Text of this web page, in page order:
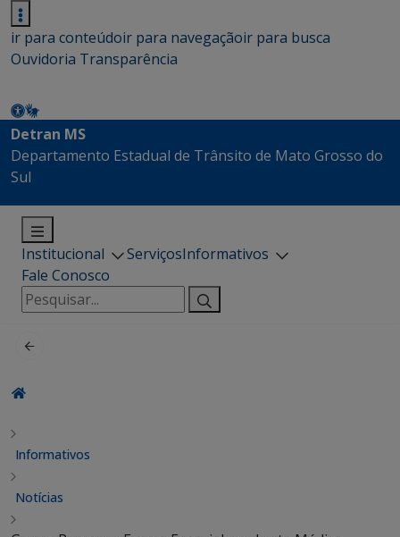
ir para conteúdoir para navegaçãoir para busca
Ouvidoria Transparência
Detran MS
Departamento Estadual de Trânsito de Mato Grosso do
Sul
Institucional ServiçosInformativos
Fale Conosco
Pesquisar
por:
Informativos
Notícias